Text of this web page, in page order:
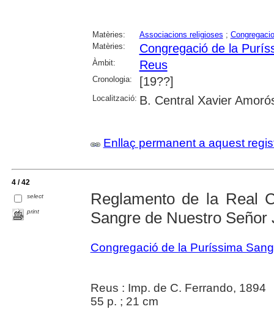
Matèries: Associacions religioses ;
Matèries:
Congregació de la
Àmbit: Reus
Cronologia: [19??]
Localització: B. Central Xavier
Enllaç permanent a aquest
4 / 42
select
print
Reglamento de la Real
Sangre de Nuestro Señor
Congregació de la Puríssima
Reus : Imp. de C. Ferrando, 1894
55 p. ; 21 cm